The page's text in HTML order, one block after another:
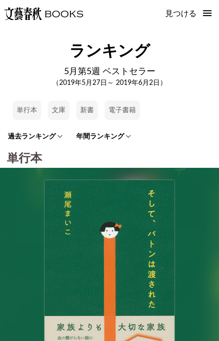
見つける
ランキング
5月第5週 ベストセラー
（2019年5月27日～ 2019年6月2日）
単行本 文庫 新書 電子書籍
過去ランキング 年間ランキング
単行本